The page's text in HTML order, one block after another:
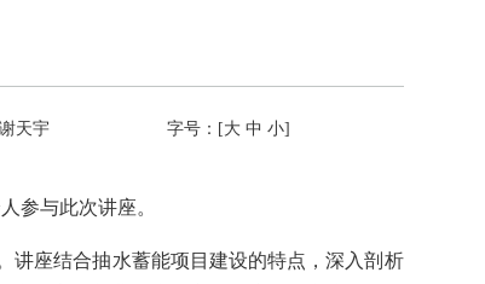
天宇 字号：[大 中 小]
参与此次讲座。
讲座结合抽水蓄能项目建设的特点，深入剖析